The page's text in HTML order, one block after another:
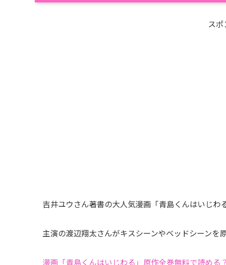
ス
吉井ユウさん著書の大人気漫画「青島くんはいじわ
主演の渡辺翔太さんがキスシーンやベッドシーンを
漫画「青島くんはいじわる」原作全巻無料で読める？